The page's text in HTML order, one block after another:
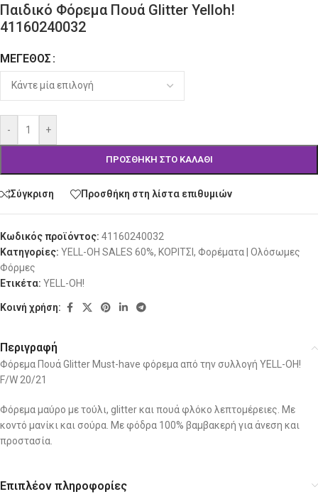
Παιδικό Φόρεμα Πουά Glitter Yelloh!
41160240032
ΜΈΓΕΘΟΣ
- +
ΠΡΟΣΘΉΚΗ ΣΤΟ ΚΑΛΆΘΙ
Alternative:
Σύγκριση Προσθήκη στη λίστα επιθυμιών
Κωδικός προϊόντος: 41160240032
Κατηγορίες: YELL-OH SALES 60%, ΚΟΡΙΤΣΙ , Φορέματα | Ολόσωμες
Φόρμες
Ετικέτα: YELL-OH!
Κοινή χρήση:
Περιγραφή
Φόρεμα Πουά Glitter Must-have φόρεμα από την συλλογή YELL-OH!
F/W 20/21
Φόρεμα μαύρο με τούλι, glitter και πουά φλόκο λεπτομέρειες. Με
κοντό μανίκι και σούρα. Με φόδρα 100% βαμβακερή για άνεση και
προστασία.
Επιπλέον πληροφορίες